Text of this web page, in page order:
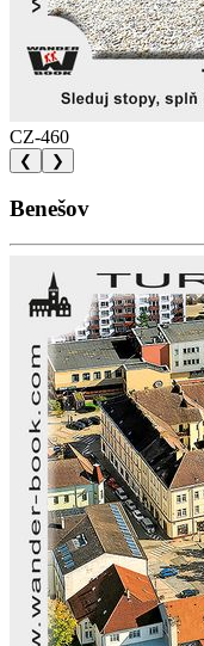
CZ-460
❮ ❯
Benešov